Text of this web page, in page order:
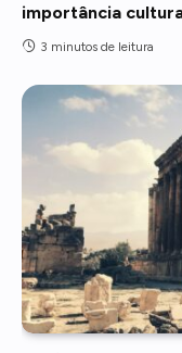
importância
3 minutos de leitura